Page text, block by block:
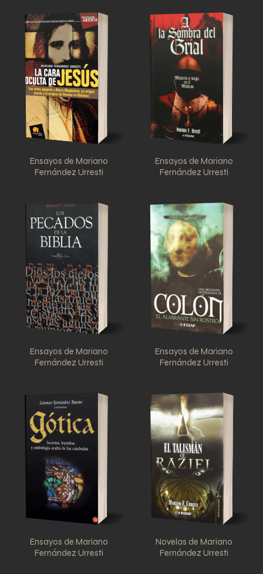
Ensayos de Mariano
Fernández Urresti
Ensayos de Mariano
Fernández Urresti
Ensayos de Mariano
Fernández Urresti
Ensayos de Mariano
Fernández Urresti
Ensayos de Mariano
Fernández Urresti
Novelas de Mariano
Fernández Urresti